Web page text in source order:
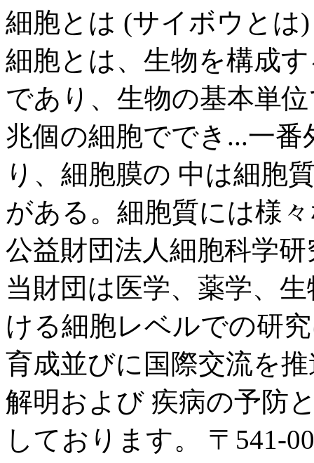
細胞とは (サイボウとは
細胞とは、生物を構成
であり、生物の基本単
兆個の細胞ででき...一
り、細胞膜の 中は細胞
がある。細胞質には様
公益財団法人細胞科学研
当財団は医学、薬学、
ける細胞レベルでの研
育成並びに国際交流を
解明および 疾病の予防
しております。 〒541-